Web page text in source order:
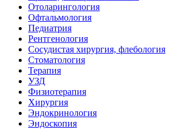
Отоларингология
Офтальмология
Педиатрия
Рентгенология
Сосудистая хирургия, флебология
Стоматология
Терапия
УЗД
Физиотерапия
Хирургия
Эндокринология
Эндоскопия